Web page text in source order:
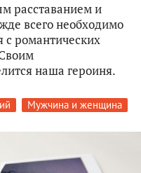
расставанием и
всего необходимо
с романтических
наша героиня.
Мужчина и женщина